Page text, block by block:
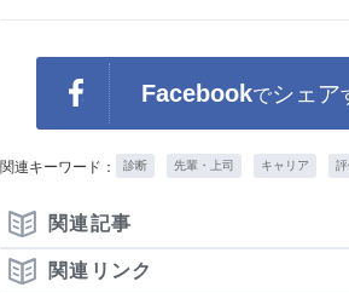
Facebookでシェア
関連キーワード： 診断 先輩・上司 キャリア 評
関連記事
関連リンク